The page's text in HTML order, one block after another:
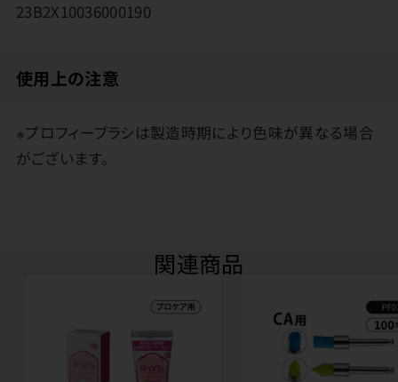
23B2X10036000190
使用上の注意
※プロフィーブラシは製造時期により色味が異なる場合
がございます。
関連商品